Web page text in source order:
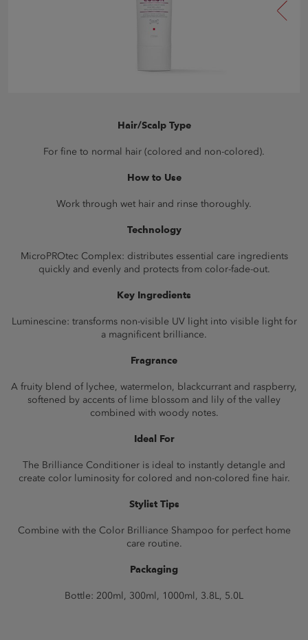
Hair/Scalp Type
For fine to normal hair (colored and non-colored).
How to Use
Work through wet hair and rinse thoroughly.
Technology
MicroPROtec Complex: distributes essential care ingredients
quickly and evenly and protects from color-fade-out.
Key Ingredients
Luminescine: transforms non-visible UV light into visible light for
a magnificent brilIiance.
Fragrance
A fruity blend of lychee, watermelon, blackcurrant and raspberry,
softened by accents of lime blossom and lily of the valley
combined with woody notes.
Ideal For
The Brilliance Conditioner is ideal to instantly detangle and
create color luminosity for colored and non-colored fine hair.
Stylist Tips
Combine with the Color Brilliance Shampoo for perfect home
care routine.
Packaging
Bottle: 200ml, 300ml, 1000ml, 3.8L, 5.0L